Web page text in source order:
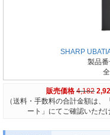
SHARP
製品
販売価格 4,182
（送料・手数料の合計金額は、
ート」にてご確認いただ